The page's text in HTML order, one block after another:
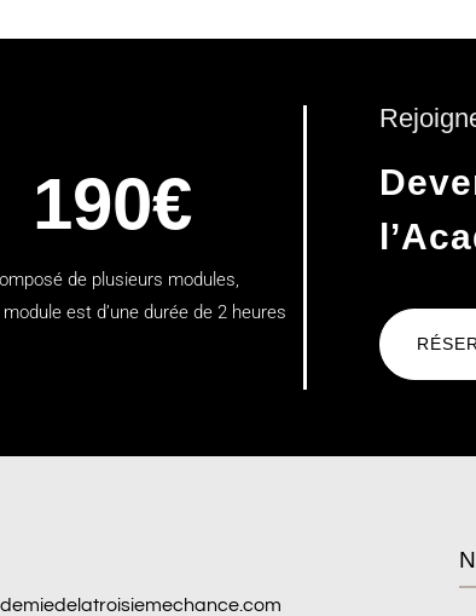
190€
de plusieurs modules,
est d’une durée de 2 heures